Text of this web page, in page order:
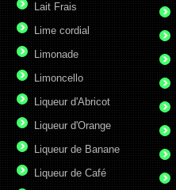
Lait Frais
Lime cordial
Limonade
Limoncello
Liqueur d'Abricot
Liqueur d'Orange
Liqueur de Banane
Liqueur de Café